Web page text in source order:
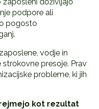
podpore ali
pogosto
vodje in
presoje. Prav
probleme, ki jih
kot rezultat